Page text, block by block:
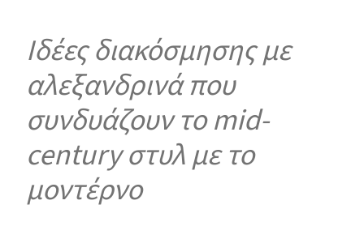
Ιδέες διακόσμησης με
αλεξανδρινά που
συνδυάζουν το mid-
century στυλ με το
μοντέρνο